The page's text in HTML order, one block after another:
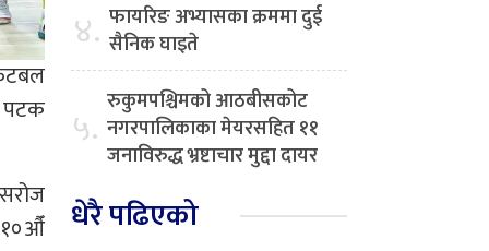
पटक
१०औँ
४. फायरिङ अभ्यासका क्रममा दुई
सैनिक घाइते
५. रुकुमपश्चिमको आठबीसकोट
नगरपालिकाका मेयरसहित ११
जनाविरुद्ध भ्रष्टाचार मुद्दा दायर
धेरै पढिएको